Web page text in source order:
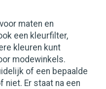
maten en
een kleurfilter,
kleuren kunt
modewinkels.
of een bepaalde
Er staat na een